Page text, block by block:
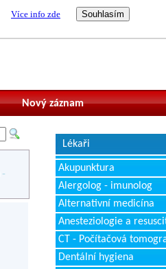
Více info zde
Nový záznam
-
Lékaři
Akupunktura
Alergolog - imunolog
Alternativní medicína
Anesteziologie a
CT - Počítačová
Dentální hygiena